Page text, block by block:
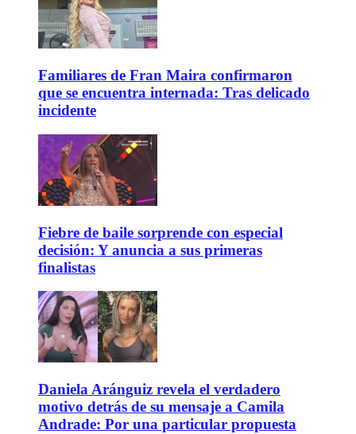
Familiares de Fran Maira confirmaron
que se encuentra internada: Tras delicado
incidente
Fiebre de baile sorprende con especial
decisión: Y anuncia a sus primeras
finalistas
Daniela Aránguiz revela el verdadero
motivo detrás de su mensaje a Camila
Andrade: Por una particular propuesta